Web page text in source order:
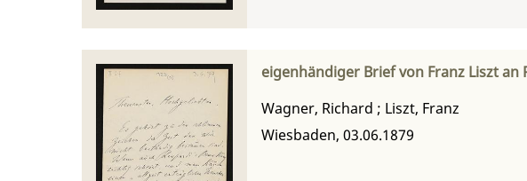
eigenhändiger Brief von Franz Liszt an
Wagner, Richard ; Liszt, Franz
Wiesbaden, 03.06.1879